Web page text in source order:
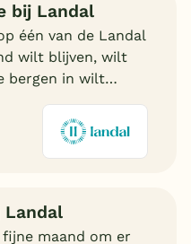
bij Landal
één van de Landal
wilt blijven, wilt
bergen in wilt
Landal
maand om er